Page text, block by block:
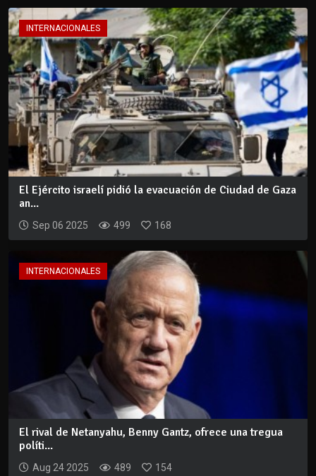
INTERNACIONALES
El Ejército israelí pidió la evacuación de Ciudad de Gaza
an...
Sep 06 2025 499 168
INTERNACIONALES
El rival de Netanyahu, Benny Gantz, ofrece una tregua
políti...
Aug 24 2025 489 154